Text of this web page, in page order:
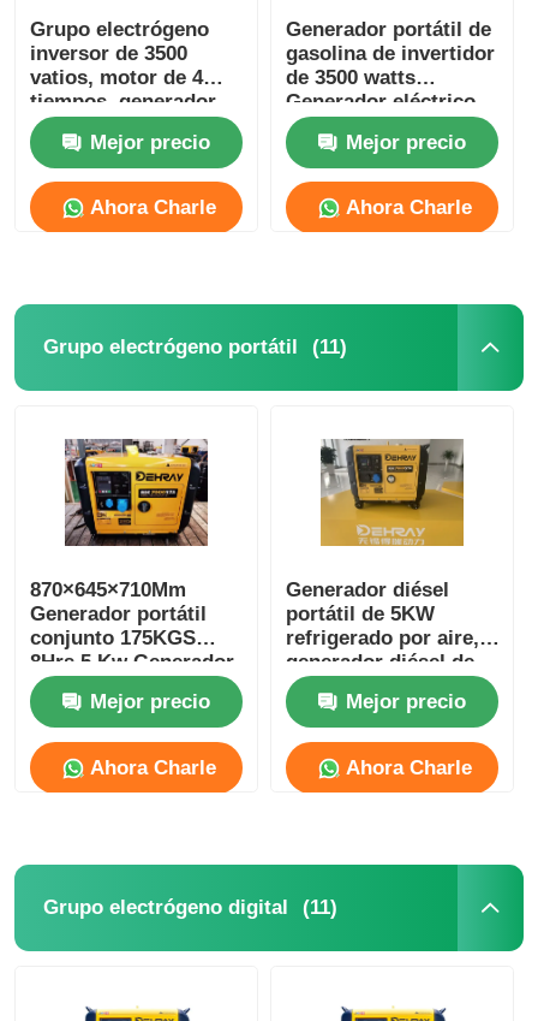
Grupo electrógeno
inversor de 3500
vatios, motor de 4
tiempos, generador
OHV
Mejor precio
Ahora Charle
Generador portátil de
gasolina de invertidor
de 3500 watts
Generador eléctrico
de gasolina de 8
horas Mejor precio
Ahora Charle
Grupo electrógeno portátil (11)
870×645×710Mm
Generador portátil
conjunto 175KGS
8Hrs 5 Kw Generador
portátil
Mejor precio
Ahora Charle
Generador diésel
portátil de 5KW
refrigerado por aire,
generador diésel de
respaldo
personalizado
Mejor precio
Ahora Charle
Grupo electrógeno digital (11)